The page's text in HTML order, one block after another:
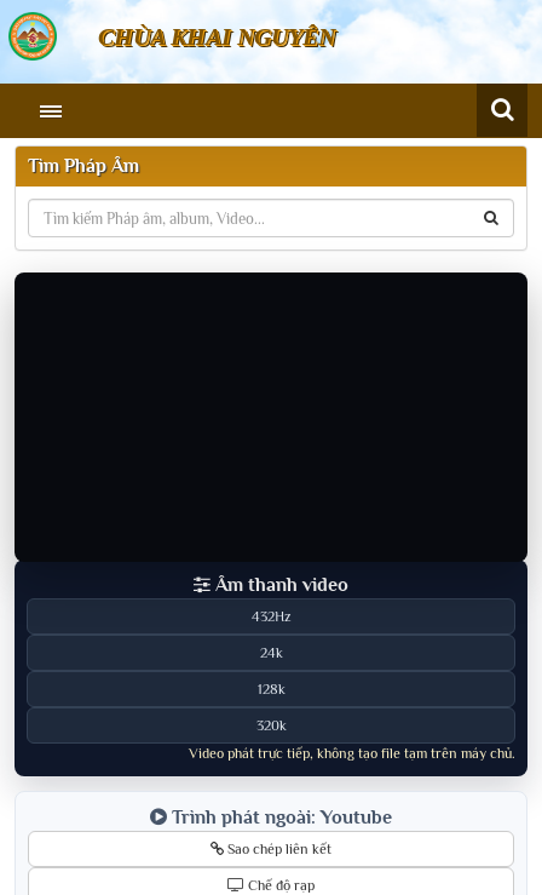
CHÙA KHAI NGUYÊN
Tìm Pháp Âm
Âm thanh video
432Hz
24k
128k
320k
Video phát trực tiếp, không tạo file tạm trên máy chủ.
Trình phát ngoài: Youtube
Sao chép liên kết
Chế độ rạp